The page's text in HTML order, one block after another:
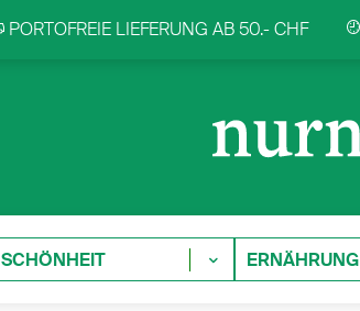
PORTOFREIE LIEFERUNG AB 50.- CHF
SCHÖNHEIT ERNÄHRUNG